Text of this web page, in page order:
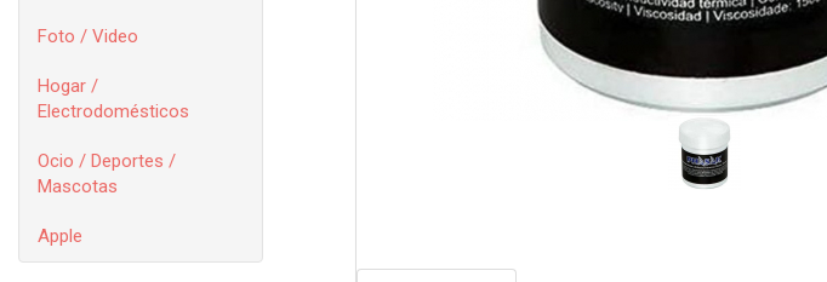
Foto / Video
Hogar /
Electrodomésticos
Ocio / Deportes /
Mascotas
Apple